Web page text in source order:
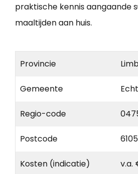
praktische kennis aangaande
maaltijden aan huis.
Provincie
Gemeente
Regio-code
Postcode 6105
Kosten (indicatie) v.a.